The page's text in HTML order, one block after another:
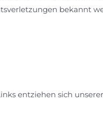
bekannt
entziehen sich